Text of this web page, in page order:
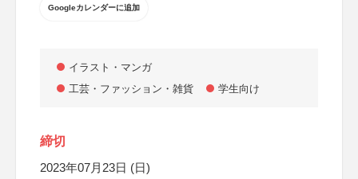
Googleカレンダーに追加
イラスト・マンガ
工芸・ファッション・雑貨
学生向け
締切
2023年07月23日 (日)